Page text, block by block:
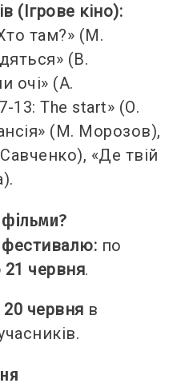
(Ігрове кіно):
там?» (М.
(В.
очі» (А.
13: The start» (О.
(М. Морозов),
«Де твій
фестивалю: по
21 червня.
20 червня в